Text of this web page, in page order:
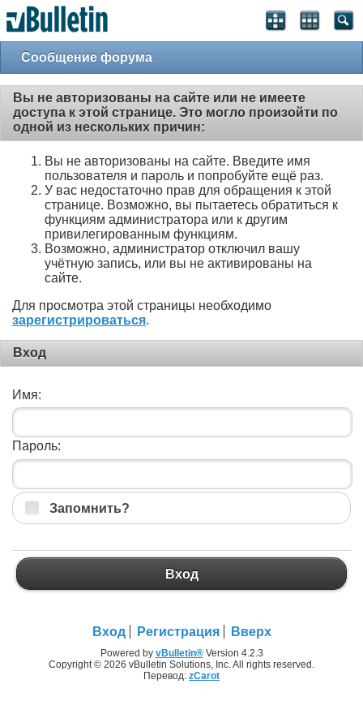
Сообщение форума
Вы не авторизованы на сайте или не имеете
доступа к этой странице. Это могло произойти по
одной из нескольких причин:
Вы не авторизованы на сайте. Введите имя
пользователя и пароль и попробуйте ещё раз.
У вас недостаточно прав для обращения к этой
странице. Возможно, вы пытаетесь обратиться к
функциям администратора или к другим
привилегированным функциям.
Возможно, администратор отключил вашу
учётную запись, или вы не активированы на
сайте.
Для просмотра этой страницы необходимо
зарегистрироваться.
Вход
Имя:
Пароль:
Запомнить?
Вход
Вход Регистрация Вверх
Powered by vBulletin®Version 4.2.3
Copyright © 2026 vBulletin Solutions, Inc. All rights reserved.
Перевод: zCarot